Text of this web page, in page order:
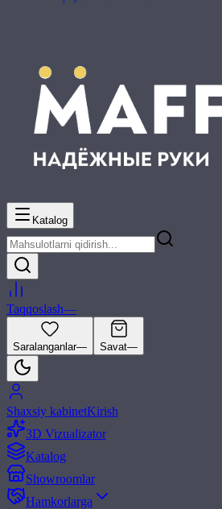
Katalog
Taqqoslash—
Saralanganlar— Savat—
Shaxsiy kabinetKirish
3D Vizualizator
Katalog
Showroomlar
Hamkorlarga